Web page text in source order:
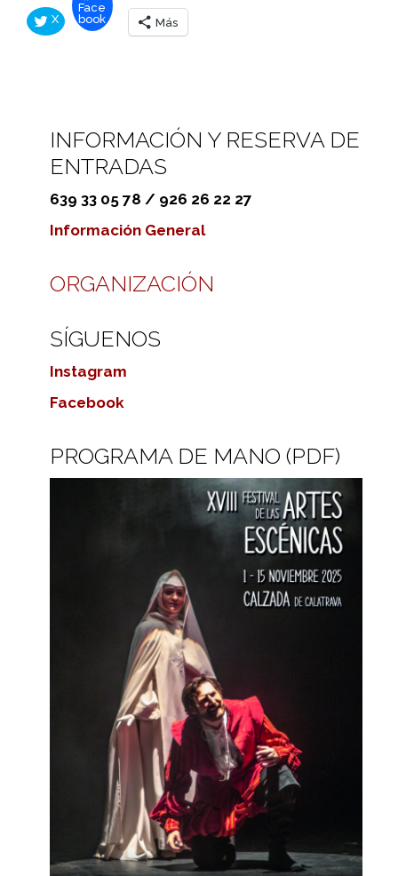
X
Face
book
Más
INFORMACIÓN Y RESERVA DE
ENTRADAS
639 33 05 78 / 926 26 22 27
Información General
ORGANIZACIÓN
SÍGUENOS
Instagram
Facebook
PROGRAMA DE MANO (PDF)